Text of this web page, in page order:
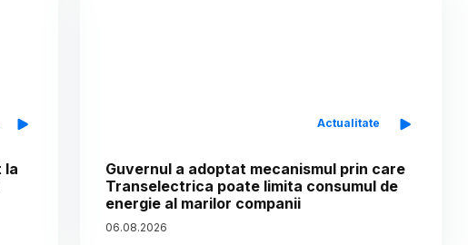
la
Actualitate
Guvernul a adoptat mecanismul prin care
Transelectrica poate limita consumul de
energie al marilor companii
06.08.2026